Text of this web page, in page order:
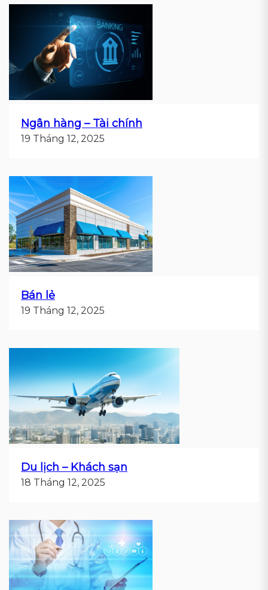
Ngân hàng – Tài chính
19 Tháng 12, 2025
Bán lẻ
19 Tháng 12, 2025
Du lịch – Khách sạn
18 Tháng 12, 2025